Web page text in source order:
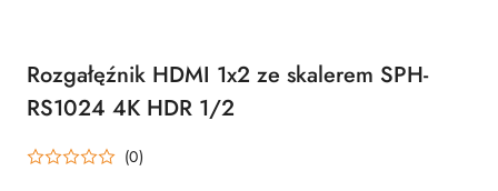
Rozgałęźnik HDMI 1x2 ze skalerem SPH-
RS1024 4K HDR 1/2
(0)